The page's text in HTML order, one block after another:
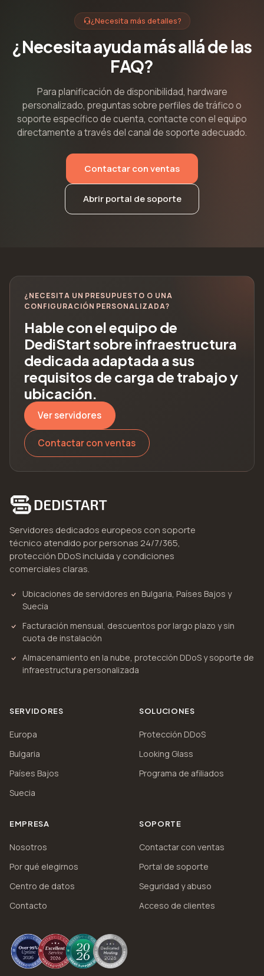
¿Necesita más detalles?
¿Necesita ayuda más allá de las
FAQ?
Para planificación de disponibilidad, hardware
personalizado, preguntas sobre perfiles de tráfico o
soporte específico de cuenta, contacte con el equipo
directamente a través del canal de soporte adecuado.
Contactar con ventas
Abrir portal de soporte
¿NECESITA UN PRESUPUESTO O UNA
CONFIGURACIÓN PERSONALIZADA?
Hable con el equipo de
DediStart sobre infraestructura
dedicada adaptada a sus
requisitos de carga de trabajo y
ubicación.
Ver servidores
Contactar con ventas
Servidores dedicados europeos con soporte
técnico atendido por personas 24/7/365,
protección DDoS incluida y condiciones
comerciales claras.
Ubicaciones de servidores en Bulgaria, Países Bajos y
Suecia
Facturación mensual, descuentos por largo plazo y sin
cuota de instalación
Almacenamiento en la nube, protección DDoS y soporte de
infraestructura personalizada
SERVIDORES
Europa
Bulgaria
Países Bajos
Suecia
SOLUCIONES
Protección DDoS
Looking Glass
Programa de afiliados
EMPRESA
Nosotros
Por qué elegirnos
Centro de datos
Contacto
SOPORTE
Contactar con ventas
Portal de soporte
Seguridad y abuso
Acceso de clientes